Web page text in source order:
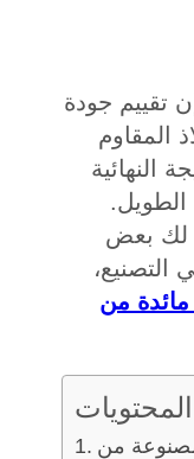
جودة
بعض
من
من